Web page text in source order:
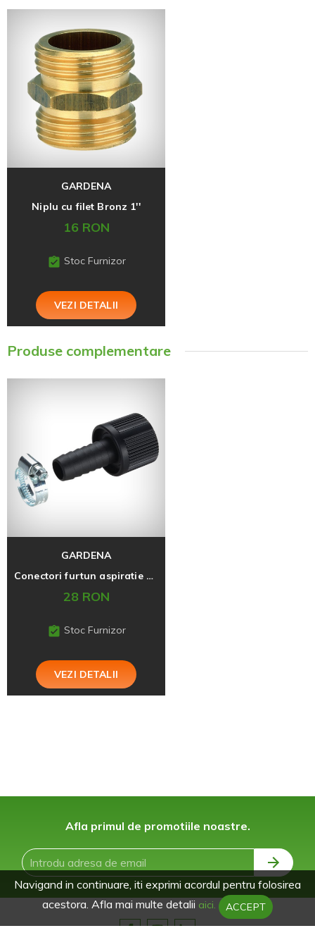
GARDENA
Niplu cu filet Bronz 1''
16 RON
Stoc Furnizor
VEZI DETALII
Produse complementare
GARDENA
Conectori furtun aspiratie 19 mm 3/4''
28 RON
Stoc Furnizor
VEZI DETALII
Afla primul de promotiile noastre.
Navigand in continuare, iti exprimi acordul pentru folosirea
acestora. Afla mai multe detalii aici. ACCEPT